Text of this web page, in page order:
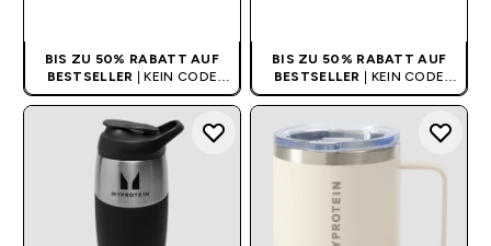
BIS ZU 50% RABATT AUF
BESTSELLER | KEIN CODE
BENÖTIGT
BIS ZU 50% RABATT AUF
BESTSELLER | KEIN CODE
BENÖTIGT